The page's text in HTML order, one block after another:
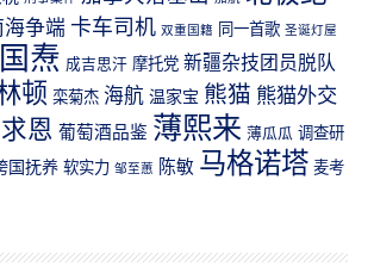
海争端 卡车司机 双重国籍 同一首歌 圣诞灯屋
焘 成吉思汗 摩托党 新疆杂技团员脱队
顿 栾菊杰 海航 温家宝 熊猫 熊猫外交
恩 葡萄酒品鉴 薄熙来 薄瓜瓜 调查研
国抚养 软实力 邹至蕙 陈敏 马格诺塔 麦考